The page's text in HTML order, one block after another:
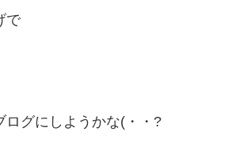
で
ログにしようかな(・・?